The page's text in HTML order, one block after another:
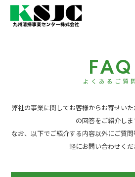
FAQ
よくあるご質
弊社の事業に関してお客様からお寄せい
の回答をご紹介しま
なお、以下でご紹介する内容以外にご質
軽にお問い合わせくだ